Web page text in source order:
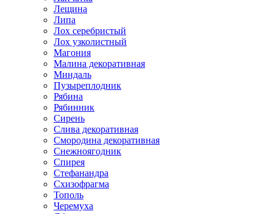
Лещина
Липа
Лох серебристый
Лох узколистный
Магония
Малина декоративная
Миндаль
Пузыреплодник
Рябина
Рябинник
Сирень
Слива декоративная
Смородина декоративная
Снежноягодник
Спирея
Стефанандра
Схизофрагма
Тополь
Черемуха